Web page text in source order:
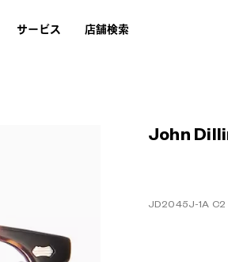
サービス 店舗検索
John
JD2045J-1A C2